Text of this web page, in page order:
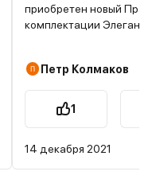
приобретен новый
комплектации Элеганс
л.с. 2011 года). Надо
отметить, что все
которыми владел и
используются как
поездки на Байкал, в
Томскую область, в
Петр Колмаков
1
14 декабря 2021